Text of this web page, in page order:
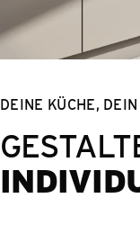
DEINE KÜCHE,